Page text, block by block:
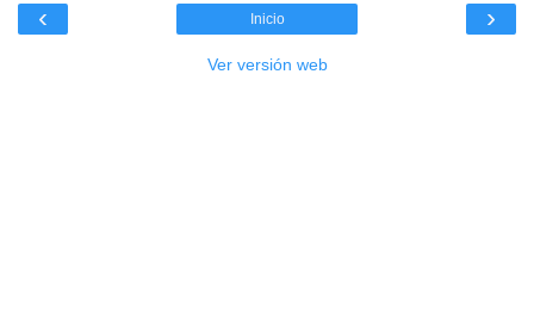
‹ ›
Inicio
Ver versión web